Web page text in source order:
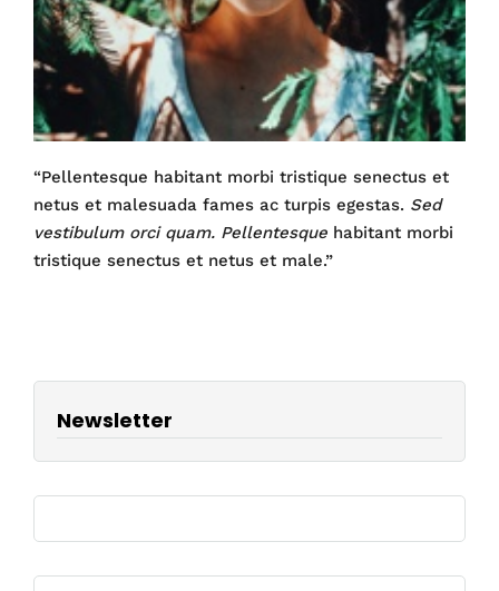
“Pellentesque habitant morbi tristique senectus et
netus et malesuada fames ac turpis egestas. Sed
vestibulum orci quam. Pellentesque habitant morbi
tristique senectus et netus et male.”
Newsletter